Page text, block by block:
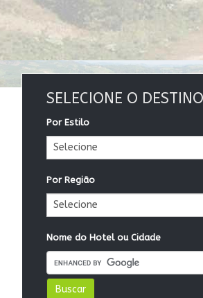
SELECIONE O
Por Estilo
Por Região
Nome do Hotel ou Cidade